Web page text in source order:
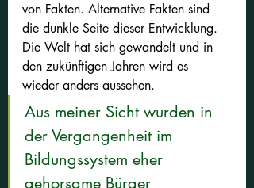
von Fakten. Alternative Fakten sind
die dunkle Seite dieser Entwicklung.
Die Welt hat sich gewandelt und in
den zukünftigen Jahren wird es
wieder anders aussehen.
Aus meiner Sicht wurden in
der Vergangenheit im
Bildungssystem eher
gehorsame Bürger